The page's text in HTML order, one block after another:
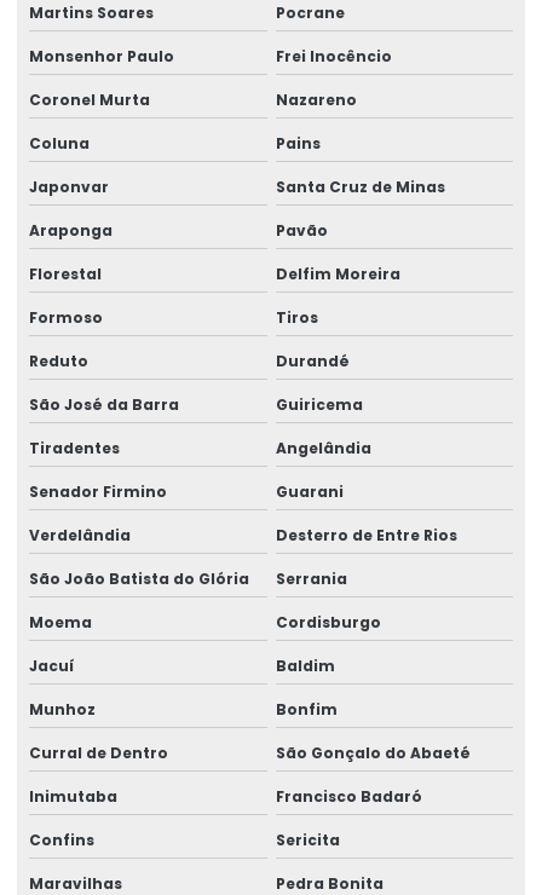
Martins Soares Pocrane
Monsenhor Paulo Frei Inocêncio
Coronel Murta Nazareno
Coluna Pains
Japonvar Santa Cruz de Minas
Araponga Pavão
Florestal Delfim Moreira
Formoso Tiros
Reduto Durandé
São José da Barra Guiricema
Tiradentes Angelândia
Senador Firmino Guarani
Verdelândia Desterro de Entre Rios
São João Batista do Glória Serrania
Moema Cordisburgo
Jacuí Baldim
Munhoz Bonfim
Curral de Dentro São Gonçalo do Abaeté
Inimutaba Francisco Badaró
Confins Sericita
Maravilhas Pedra Bonita